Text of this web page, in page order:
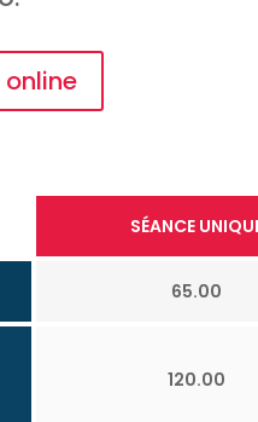
SÉANCE
65.00
120.00